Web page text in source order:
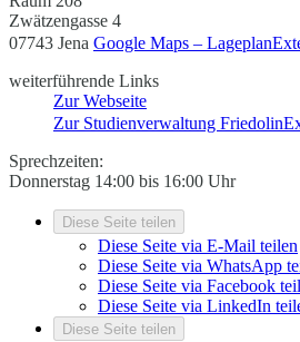
Zwätzengasse 4
07743 Jena Google Maps – Lageplan
weiterführende Links
Zur Webseite
Zur Studienverwaltung Friedolin
Sprechzeiten:
Donnerstag 14:00 bis 16:00 Uhr
Diese Seite teilen
Diese Seite via E-Mail teilen
Diese Seite via WhatsApp
Diese Seite via Facebook
Diese Seite via LinkedIn
Diese Seite teilen